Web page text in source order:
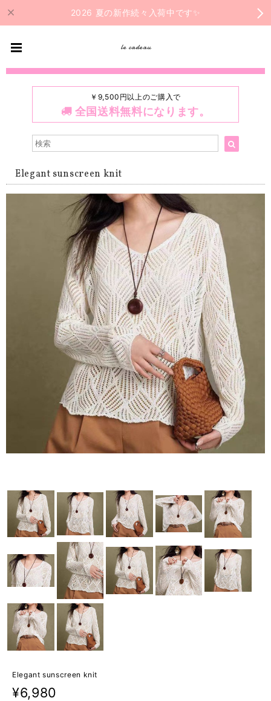
2026 夏の新作続々入荷中です✨
le cadeau
￥9,500円以上のご購入で
全国送料無料になります。
Elegant sunscreen knit
Elegant sunscreen knit
¥6,980